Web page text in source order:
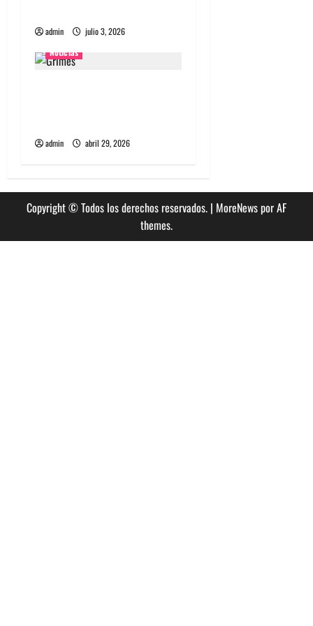
admin
julio 3, 2026
Noticias
admin abril 29, 2026
Copyright © Todos los derechos reservados. | MoreNewspor AF
themes.